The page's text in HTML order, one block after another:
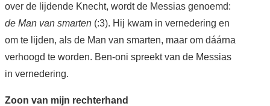
over de lijdende Knecht, wordt de Messias genoemd:
de Man van smarten (:3). Hij kwam in vernedering en
om te lijden, als de Man van smarten, maar om dáárna
verhoogd te worden. Ben-oni spreekt van de Messias
in vernedering.
Zoon van mijn rechterhand